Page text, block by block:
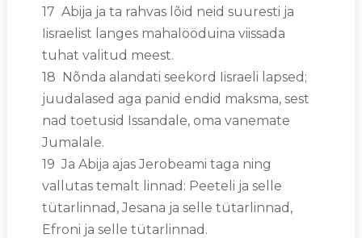
17 Abija ja ta rahvas lõid neid suuresti ja
Iisraelist langes mahalööduina viissada
tuhat valitud meest.
18 Nõnda alandati seekord Iisraeli lapsed;
juudalased aga panid endid maksma, sest
nad toetusid Issandale, oma vanemate
Jumalale.
19 Ja Abija ajas Jerobeami taga ning
vallutas temalt linnad: Peeteli ja selle
tütarlinnad, Jesana ja selle tütarlinnad,
Efroni ja selle tütarlinnad.